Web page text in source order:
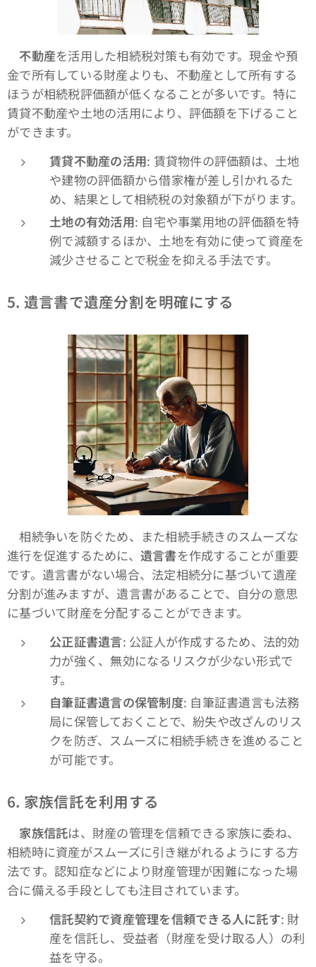
不動産を活用した相続税対策も有効です。現金や預
金で所有している財産よりも、不動産として所有する
ほうが相続税評価額が低くなることが多いです。特に
賃貸不動産や土地の活用により、評価額を下げること
ができます。
賃貸不動産の活用: 賃貸物件の評価額は、土地
や建物の評価額から借家権が差し引かれるた
め、結果として相続税の対象額が下がります。
土地の有効活用: 自宅や事業用地の評価額を特
例で減額するほか、土地を有効に使って資産を
減少させることで税金を抑える手法です。
5. 遺言書で遺産分割を明確にする
相続争いを防ぐため、また相続手続きのスムーズな
進行を促進するために、 遺言書を作成することが重要
です。遺言書がない場合、法定相続分に基づいて遺産
分割が進みますが、遺言書があることで、自分の意思
に基づいて財産を分配することができます。
公正証書遺言: 公証人が作成するため、法的効
力が強く、無効になるリスクが少ない形式で
す。
自筆証書遺言の保管制度: 自筆証書遺言も法務
局に保管しておくことで、紛失や改ざんのリス
クを防ぎ、スムーズに相続手続きを進めること
が可能です。
6. 家族信託を利用する
家族信託は、財産の管理を信頼できる家族に委ね、
相続時に資産がスムーズに引き継がれるようにする方
法です。認知症などにより財産管理が困難になった場
合に備える手段としても注目されています。
信託契約で資産管理を信頼できる人に託す: 財
産を信託し、受益者（財産を受け取る人）の利
益を守る。